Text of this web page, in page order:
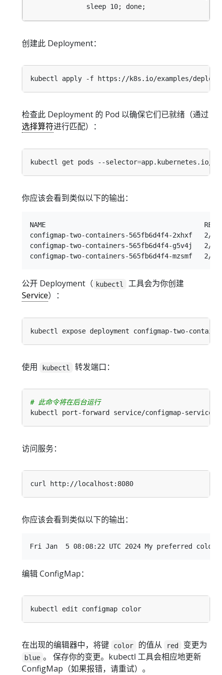
sleep 10; done;
创建此 Deployment：
检查此 Deployment 的 Pod 以确保它们已就绪（通过
选择算符进行匹配）：
kubectl get pods --selector=app.kubernetes.io/
你应该会看到类似以下的输出：
NAME                                        READY
configmap-two-containers-565fb6d4f4-2xhxf
configmap-two-containers-565fb6d4f4-g5v4j
公开 Deployment（ kubectl
工具会为你创建
Service）：
kubectl expose deployment configmap-two-
使用 kubectl 转发端口：
# 此命令将在后台运行
访问服务：
你应该会看到类似以下的输出：
编辑 ConfigMap：
在出现的编辑器中，将键 color 的值从 red 变更为
blue 。 保存你的变更。kubectl 工具会相应地更新
ConfigMap（如果报错，请重试）。